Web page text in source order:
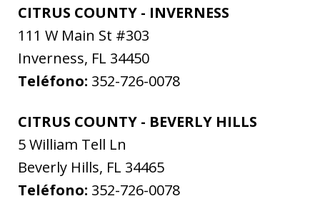
CITRUS COUNTY - INVERNESS
111 W Main St #303
Inverness, FL 34450
Teléfono: 352-726-0078
CITRUS COUNTY - BEVERLY HILLS
5 William Tell Ln
Beverly Hills, FL 34465
Teléfono: 352-726-0078